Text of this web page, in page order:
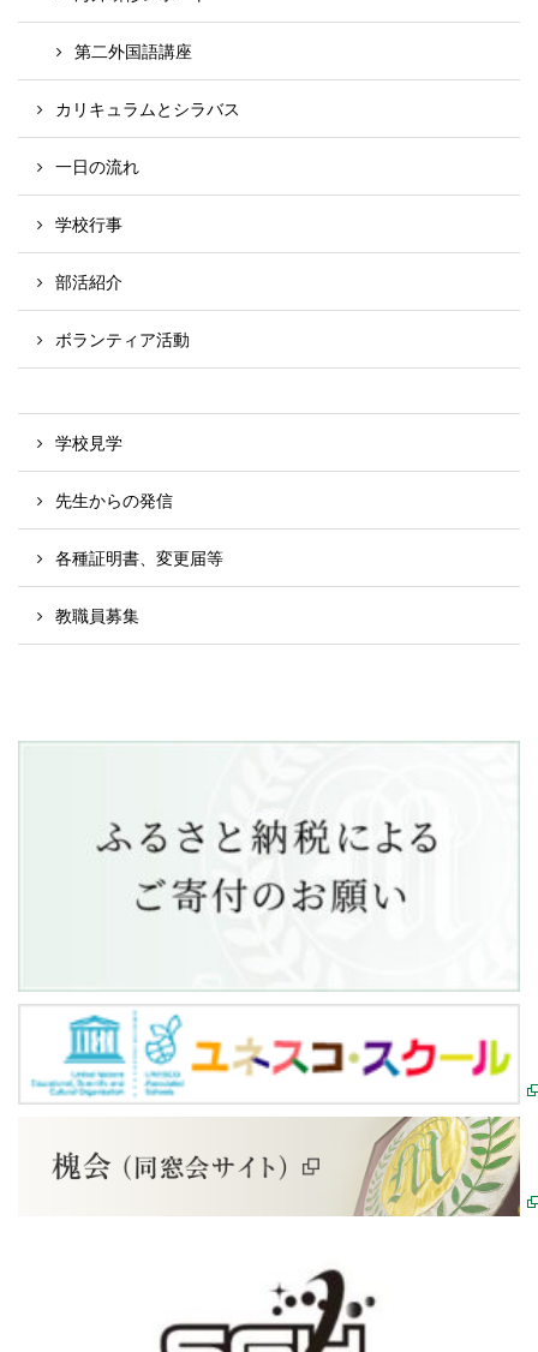
第二外国語講座
カリキュラムとシラバス
一日の流れ
学校行事
部活紹介
ボランティア活動
学校見学
先生からの発信
各種証明書、変更届等
教職員募集